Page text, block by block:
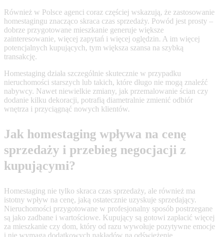
Również w Polsce agenci coraz częściej wskazują, że zastosowanie
homestagingu znacząco skraca czas sprzedaży. Powód jest prosty –
dobrze przygotowane mieszkanie generuje większe
zainteresowanie, więcej zapytań i więcej oględzin. A im więcej
potencjalnych kupujących, tym większa szansa na szybką
transakcję.
Homestaging działa szczególnie skutecznie w przypadku
nieruchomości starszych lub takich, które długo nie mogą znaleźć
nabywcy. Nawet niewielkie zmiany, jak przemalowanie ścian czy
dodanie kilku dekoracji, potrafią diametralnie zmienić odbiór
wnętrza i przyciągnąć nowych klientów.
Jak homestaging wpływa na cenę
sprzedaży i przebieg negocjacji z
kupującymi?
Homestaging nie tylko skraca czas sprzedaży, ale również ma
istotny wpływ na cenę, jaką ostatecznie uzyskuje sprzedający.
Nieruchomości przygotowane w profesjonalny sposób postrzegane
są jako zadbane i wartościowe. Kupujący są gotowi zapłacić więcej
za mieszkanie czy dom, który od razu wywołuje pozytywne emocje
i nie wymaga dodatkowych nakładów na odświeżenie.